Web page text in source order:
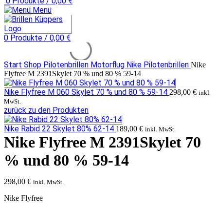
Menü
0 Produkte / 0,00 €
Start Shop Pilotenbrillen Motorflug Nike Pilotenbrillen Nike
Flyfree M 2391Skylet 70 % und 80 % 59-14
Nike Flyfree M 060 Skylet 70 % und 80 % 59-14 298,00 € inkl.
MwSt.
zurück zu den Produkten
Nike Rabid 22 Skylet 80% 62-14 189,00 € inkl. MwSt.
Nike Flyfree M 2391Skylet 70
% und 80 % 59-14
298,00 € inkl. MwSt.
Nike Flyfree